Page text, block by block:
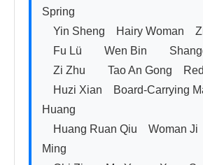
Spring
Yin Sheng　Hairy Woman　
Fu Lü　　Wen Bin　　
Zi Zhu　　Tao An Gong　
Huzi Xian　Board-Carrying
Huang
Huang Ruan Qiu　Woman Ji
Ming